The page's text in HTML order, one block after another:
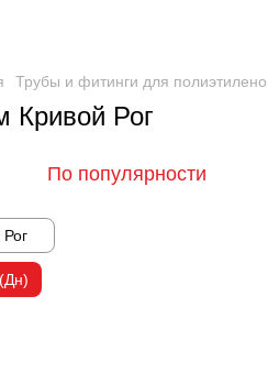
Трубы и фитинги для
Рог
По популярности